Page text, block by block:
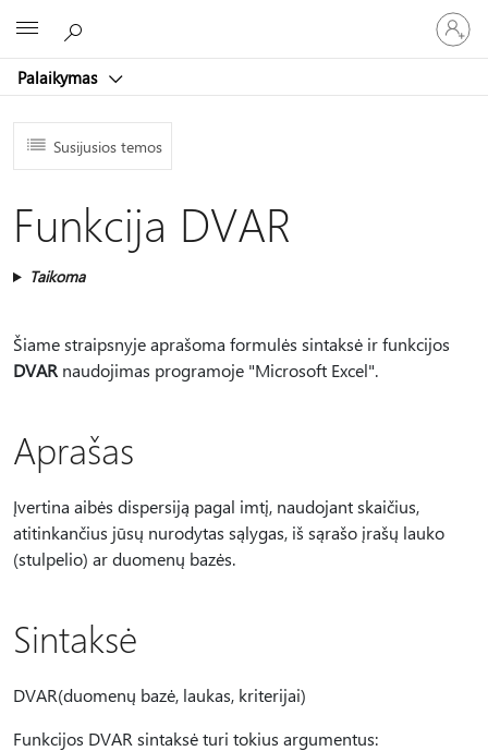
Palaikymas
prie
paskyros
Susijusios temos
Funkcija DVAR
Taikoma
Šiame straipsnyje aprašoma formulės sintaksė ir funkcijos
DVAR naudojimas programoje "Microsoft Excel".
Aprašas
Įvertina aibės dispersiją pagal imtį, naudojant skaičius,
atitinkančius jūsų nurodytas sąlygas, iš sąrašo įrašų lauko
(stulpelio) ar duomenų bazės.
Sintaksė
DVAR(duomenų bazė, laukas, kriterijai)
Funkcijos DVAR sintaksė turi tokius argumentus: